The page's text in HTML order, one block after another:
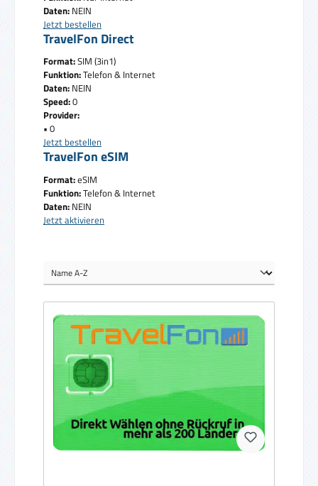
Daten: NEIN
Jetzt bestellen
TravelFon Direct
Format:SIM (3in1)
Funktion:Telefon & Internet
Daten: NEIN
Speed:0
Provider:
• 0
Jetzt bestellen
TravelFon eSIM
Format:eSIM
Funktion:Telefon & Internet
Daten: NEIN
Jetzt aktivieren